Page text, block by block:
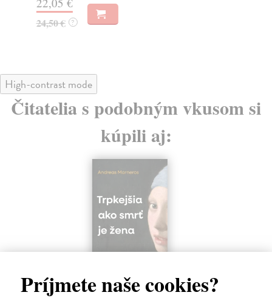
Príjmete naše cookies?
24,50 € ?
High-contrast mode
Čitatelia s podobným vkusom si
kúpili aj:
Trpkejšia ako smrť je žena